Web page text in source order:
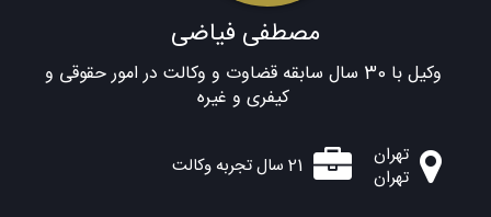
مصطفی فیاضی
وکیل با 30 سال سابقه قضاوت و وکالت در امور حقوقی و
کیفری و غیره
تهران
تهران
21 سال تجربه وکالت